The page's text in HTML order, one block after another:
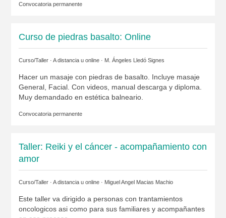
Convocatoria permanente
Curso de piedras basalto: Online
Curso/Taller · A distancia u online · M. Ángeles Lledó Signes
Hacer un masaje con piedras de basalto. Incluye masaje
General, Facial. Con videos, manual descarga y diploma.
Muy demandado en estética balneario.
Convocatoria permanente
Taller: Reiki y el cáncer - acompañamiento con
amor
Curso/Taller · A distancia u online · Miguel Angel Macias Machio
Este taller va dirigido a personas con trantamientos
oncologicos asi como para sus familiares y acompañantes